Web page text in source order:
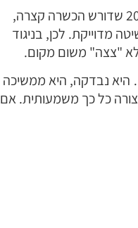
מדוייקת. לכן, בניגוד
"צצה" משום מקום.
היא נבדקה, היא ממשיכה
כל כך משמעותית. אם